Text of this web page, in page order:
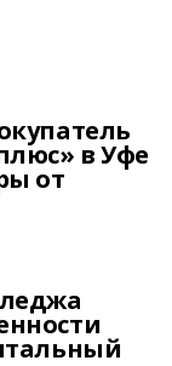
в Уфе
от